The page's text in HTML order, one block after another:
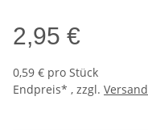
2,95 €
0,59 € pro Stück
Endpreis* , zzgl. Versand